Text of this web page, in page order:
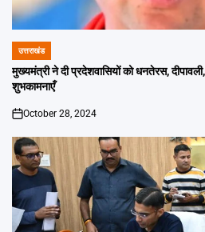
POSTED
IN
उत्तराखंड
मुख्यमंत्री ने दी प्रदेशवासियों को धनतेरस,
शुभकामनाएँ
on
October 28, 2024